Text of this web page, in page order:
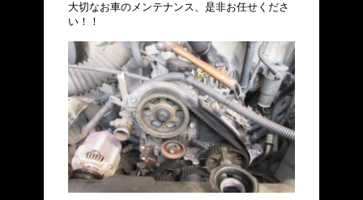
大切なお車のメンテナンス、是非お任せくださ
い！！